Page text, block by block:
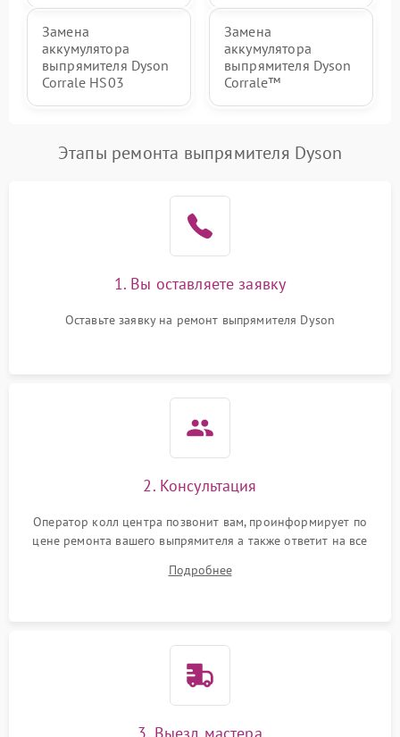
Замена
аккумулятора
выпрямителя Dyson
Corrale HS03
Замена
аккумулятора
выпрямителя Dyson
Corrale™
Этапы ремонта выпрямителя Dyson
1. Вы оставляете заявку
Оставьте заявку на ремонт выпрямителя Dyson
2. Консультация
Оператор колл центра позвонит вам, проинформирует по
цене ремонта вашего выпрямителя а также ответит на все
Подробнее